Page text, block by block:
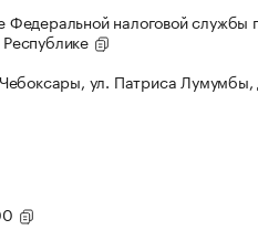
Федеральной налоговой службы
ул. Патриса Лумумбы,